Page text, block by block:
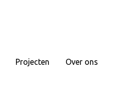
Projecten Over ons